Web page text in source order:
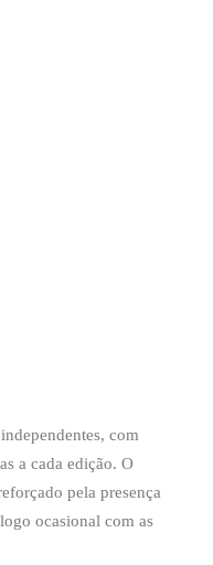
com
a cada edição. O
pela presença
ocasional com as